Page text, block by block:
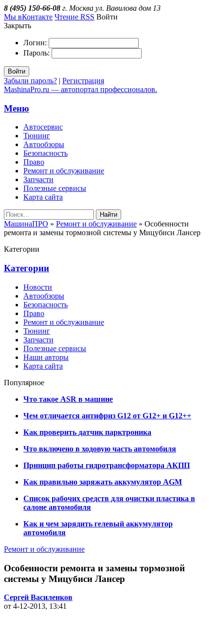
8 (495) 150-66-08 г. Москва ул. Вавилова дом 13
Мы вКонтакте Чтение RSS Войти
Закрыть
Логин:
Пароль:
Войти
Забыли пароль? | Регистрация
MashinaPro.ru — автопортал профессионалов.
Меню
Автосервис
Тюнинг
Автообзоры
Безопасность
Право
Ремонт и обслуживание
Запчасти
Полезные сервисы
Карта сайта
Найти
МашинаПРО » Ремонт и обслуживание » Особенности
ремонта и замены тормозной системы у Мицубиси Лансер
Категории
Категории
Новости
Автообзоры
Безопасность
Право
Ремонт и обслуживание
Тюнинг
Запчасти
Полезные сервисы
Наши авторы
Карта сайта
Популярное
Что такое ASR в машине
Чем отличается антифриз G12 от G12+ и G12++
Как проверить датчик парктроника
Что включено в ходовую часть автомобиля
Принцип работы гидротрансформатора АКПП
Как правильно заряжать аккумулятор AGM
Список рабочих средств для очистки пластика в
салоне автомобиля
Как и чем зарядить гелевый аккумулятор
автомобиля
Ремонт и обслуживание
Особенности ремонта и замены тормозной
системы у Мицубиси Лансер
Сергей Василенков
от 4-12-2013, 13:41